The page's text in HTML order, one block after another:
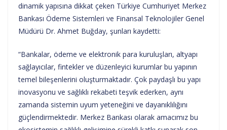
dinamik yapısına dikkat çeken Türkiye Cumhuriyet Merkez
Bankası Ödeme Sistemleri ve Finansal Teknolojiler Genel
Müdürü Dr. Ahmet Buğday, şunları kaydetti:
“Bankalar, ödeme ve elektronik para kuruluşları, altyapı
sağlayıcılar, fintekler ve düzenleyici kurumlar bu yapının
temel bileşenlerini oluşturmaktadır. Çok paydaşlı bu yapı
inovasyonu ve sağlıklı rekabeti teşvik ederken, aynı
zamanda sistemin uyum yeteneğini ve dayanıklılığını
güçlendirmektedir. Merkez Bankası olarak amacımız bu